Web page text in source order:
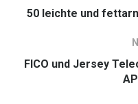
50 leichte und
FICO und Jersey